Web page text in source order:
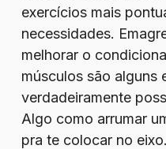
exercícios mais
necessidades.
melhorar o
músculos são alguns
verdadeiramente
Algo como arrumar
pra te colocar no eixo.